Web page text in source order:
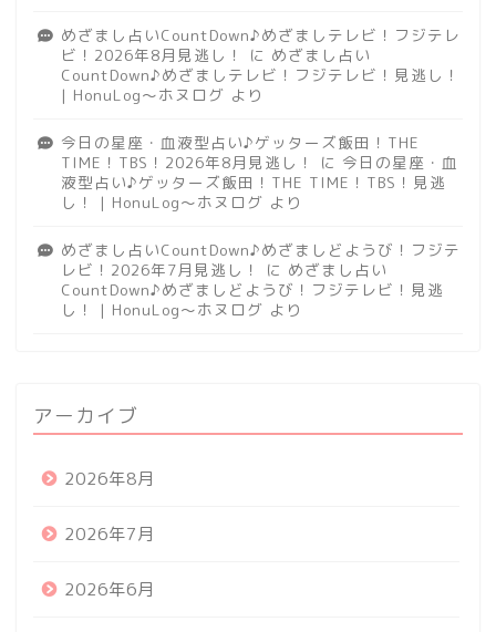
めざまし占いCountDown♪めざましテレビ！フジテレ
ビ！2026年8月見逃し！
に めざまし占い
CountDown♪めざましテレビ！フジテレビ！見逃し！
| HonuLog～ホヌログ より
今日の星座・血液型占い♪ゲッターズ飯田！THE
TIME！TBS！2026年8月見逃し！
に 今日の星座・血
液型占い♪ゲッターズ飯田！THE TIME！TBS！見逃
し！ | HonuLog～ホヌログ より
めざまし占いCountDown♪めざましどようび！フジテ
レビ！2026年7月見逃し！
に めざまし占い
CountDown♪めざましどようび！フジテレビ！見逃
し！ | HonuLog～ホヌログ より
アーカイブ
2026年8月
2026年7月
2026年6月